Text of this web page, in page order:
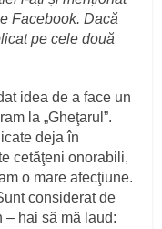
Facebook. Dacă
pe cele două
idea de a face un
la „Gheţarul”.
deja în
cetăţeni onorabili,
o mare afecţiune.
considerat de
– hai să mă laud: